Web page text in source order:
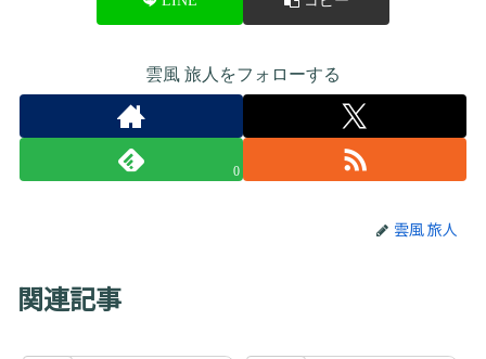
雲風 旅人をフォローする
0
雲風 旅人
関連記事